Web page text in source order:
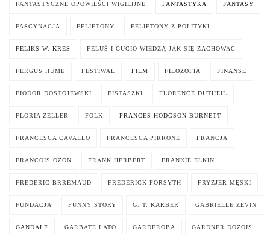
FANTASTYCZNE OPOWIEŚCI WIGILIJNE FANTASTYKA FANTASY
FASCYNACJA FELIETONY FELIETONY Z POLITYKI
FELIKS W. KRES FELUŚ I GUCIO WIEDZĄ JAK SIĘ ZACHOWAĆ
FERGUS HUME FESTIWAL FILM FILOZOFIA FINANSE
FIODOR DOSTOJEWSKI FISTASZKI FLORENCE DUTHEIL
FLORIA ZELLER FOLK FRANCES HODGSON BURNETT
FRANCESCA CAVALLO FRANCESCA PIRRONE FRANCJA
FRANCOIS OZON FRANK HERBERT FRANKIE ELKIN
FREDERIC BRREMAUD FREDERICK FORSYTH FRYZJER MĘSKI
FUNDACJA FUNNY STORY G. T. KARBER GABRIELLE ZEVIN
GANDALF GARBATE LATO GARDEROBA GARDNER DOZOIS